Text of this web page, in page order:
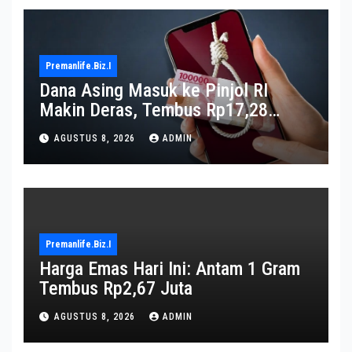
Premanlife.biz.i
Dana Asing Masuk ke Pinjol RI
Makin Deras, Tembus Rp17,28
Triliun per Juni 2026
AGUSTUS 8, 2026 ADMIN
Premanlife.biz.i
Harga Emas Hari Ini: Antam 1 Gram
Tembus Rp2,67 Juta
AGUSTUS 8, 2026 ADMIN